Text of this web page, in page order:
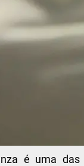
é uma das